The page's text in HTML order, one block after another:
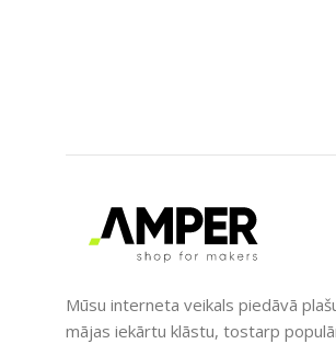
PIEEJAMS UZREIZ Nē
UZREIZ PIEEJAMAIS
SKAITS
Mūsu interneta veikals piedāvā
mājas iekārtu klāstu, tostarp